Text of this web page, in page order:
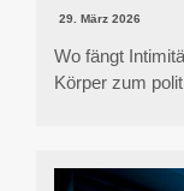
29. März 2026
Wo fängt
Körper zum